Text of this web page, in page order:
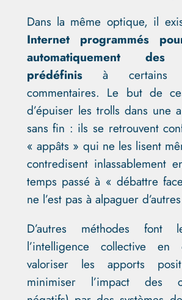
Dans la même optique, il
Internet programmés
automatiquement des
prédéfinisà certains
commentaires. Le but de
d’épuiser les trolls dans une
sans fin : ils se retrouvent
« appâts » qui ne les lisent
contredisent inlassablement
temps passé à « débattre
ne l’est pas à alpaguer
D’autres méthodes
l’intelligence collective en
valoriser les apports
minimiser l’impact des